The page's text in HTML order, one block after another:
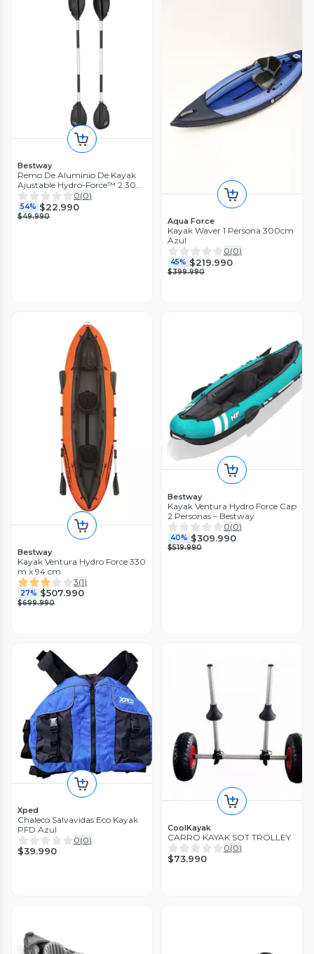
Bestway
Remo De Aluminio De Kayak
Ajustable Hydro-Force™ 2.30M
Bestway
0(0)
54% $22.990
$49.990 Aqua Force
Kayak Waver 1 Persona 300cm
Azul
0(0)
45% $219.990
$399.990
Bestway
Kayak Ventura Hydro Force 330
m x 94 cm
3(1)
27% $507.990
$699.990
Bestway
Kayak Ventura Hydro Force Cap
2 Personas – Bestway
0(0)
40% $309.990
$519.990
Xped
Chaleco Salvavidas Eco Kayak
PFD Azul
0(0)
$39.990
CoolKayak
CARRO KAYAK SOT TROLLEY
0(0)
$73.990